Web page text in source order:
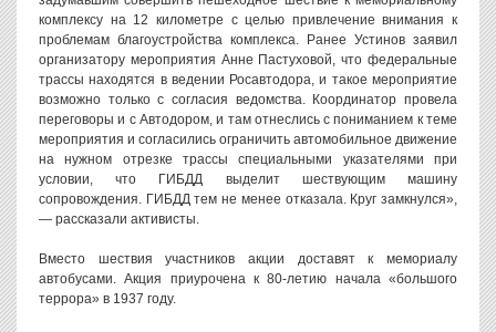
комплексу на 12 километре с целью привлечение внимания к
проблемам благоустройства комплекса. Ранее Устинов заявил
организатору мероприятия Анне Пастуховой, что федеральные
трассы находятся в ведении Росавтодора, и такое мероприятие
возможно только с согласия ведомства. Координатор провела
переговоры и с Автодором, и там отнеслись с пониманием к теме
мероприятия и согласились ограничить автомобильное движение
на нужном отрезке трассы специальными указателями при
условии, что ГИБДД выделит шествующим машину
сопровождения. ГИБДД тем не менее отказала. Круг замкнулся»,
— рассказали активисты.
Вместо шествия участников акции доставят к мемориалу
автобусами. Акция приурочена к 80-летию начала «большого
террора» в 1937 году.